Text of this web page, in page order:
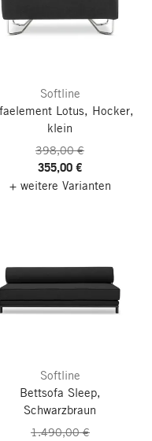
Softline
Lotus, Hocker,
klein
398,00 €
355,00 €
+ weitere Varianten
Softline
Bettsofa Sleep,
Schwarzbraun
1.490,00 €